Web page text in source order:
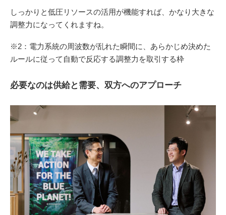
しっかりと低圧リソースの活用が機能すれば、かなり大きな
調整力になってくれますね。
※2：電力系統の周波数が乱れた瞬間に、あらかじめ決めた
ルールに従って自動で反応する調整力を取引する枠
必要なのは供給と需要、双方へのアプローチ